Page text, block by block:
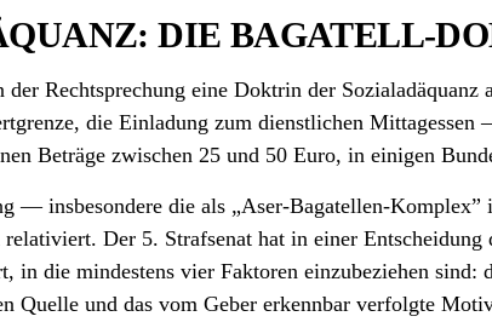
DIE BAGATELL-
der Rechtsprechung eine Doktrin der
die Einladung zum dienstlichen
Beträge zwischen 25 und 50 Euro, in einigen
— insbesondere die als „Aser-Bagatellen-
Der 5. Strafsenat hat in einer
in die mindestens vier Faktoren einzubeziehen
Quelle und das vom Geber erkennbar verfolgte